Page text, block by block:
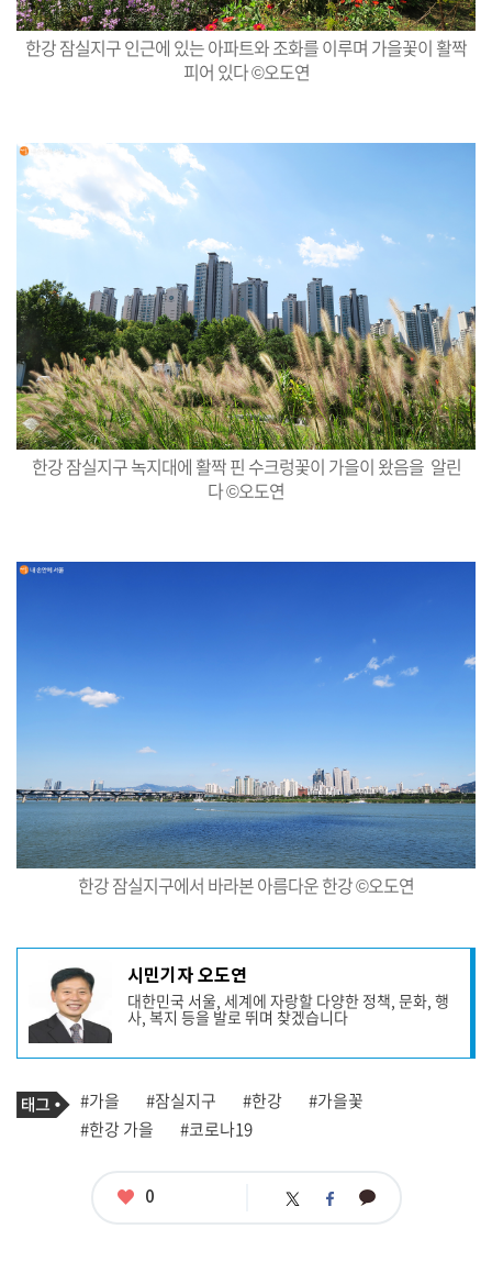
한강 잠실지구 인근에 있는 아파트와 조화를 이루며 가을꽃이 활짝
피어 있다 ©오도연
한강 잠실지구 녹지대에 활짝 핀 수크렁꽃이 가을이 왔음을 알린
다 ©오도연
한강 잠실지구에서 바라본 아름다운 한강 ©오도연
성
자
프
필
시민기자 오도연
대한민국 서울, 세계에 자랑할 다양한 정책, 문화, 행
사, 복지 등을 발로 뛰며 찾겠습니다
사
관
련
태
그
#가을 #잠실지구 #한강
#가을꽃
#한강 가을
#코로나19
좋
0 트 페 카